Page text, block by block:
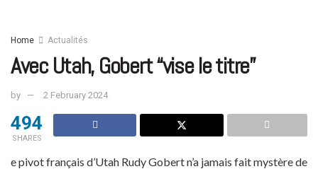
Home Actualités
Avec Utah, Gobert “vise le titre”
by 2 February 2024
494
SHARES
e pivot français d’Utah Rudy Gobert n’a jamais fait mystère de